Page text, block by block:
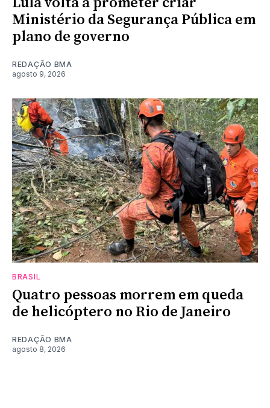
Ministério da Segurança Pública em
plano de governo
REDAÇÃO BMA
agosto 9, 2026
BRASIL
Quatro pessoas morrem em queda
de helicóptero no Rio de Janeiro
REDAÇÃO BMA
agosto 8, 2026